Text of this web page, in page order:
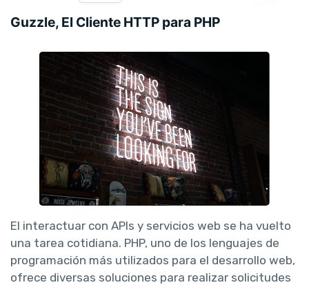
Guzzle, El Cliente HTTP para PHP
El interactuar con APIs y servicios web se ha vuelto
una tarea cotidiana. PHP, uno de los lenguajes de
programación más utilizados para el desarrollo web,
ofrece diversas soluciones para realizar solicitudes